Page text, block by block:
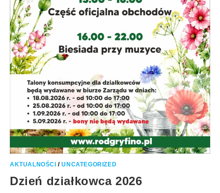
AKTUALNOŚCI /UNCATEGORIZED
Dzień działkowca 2026